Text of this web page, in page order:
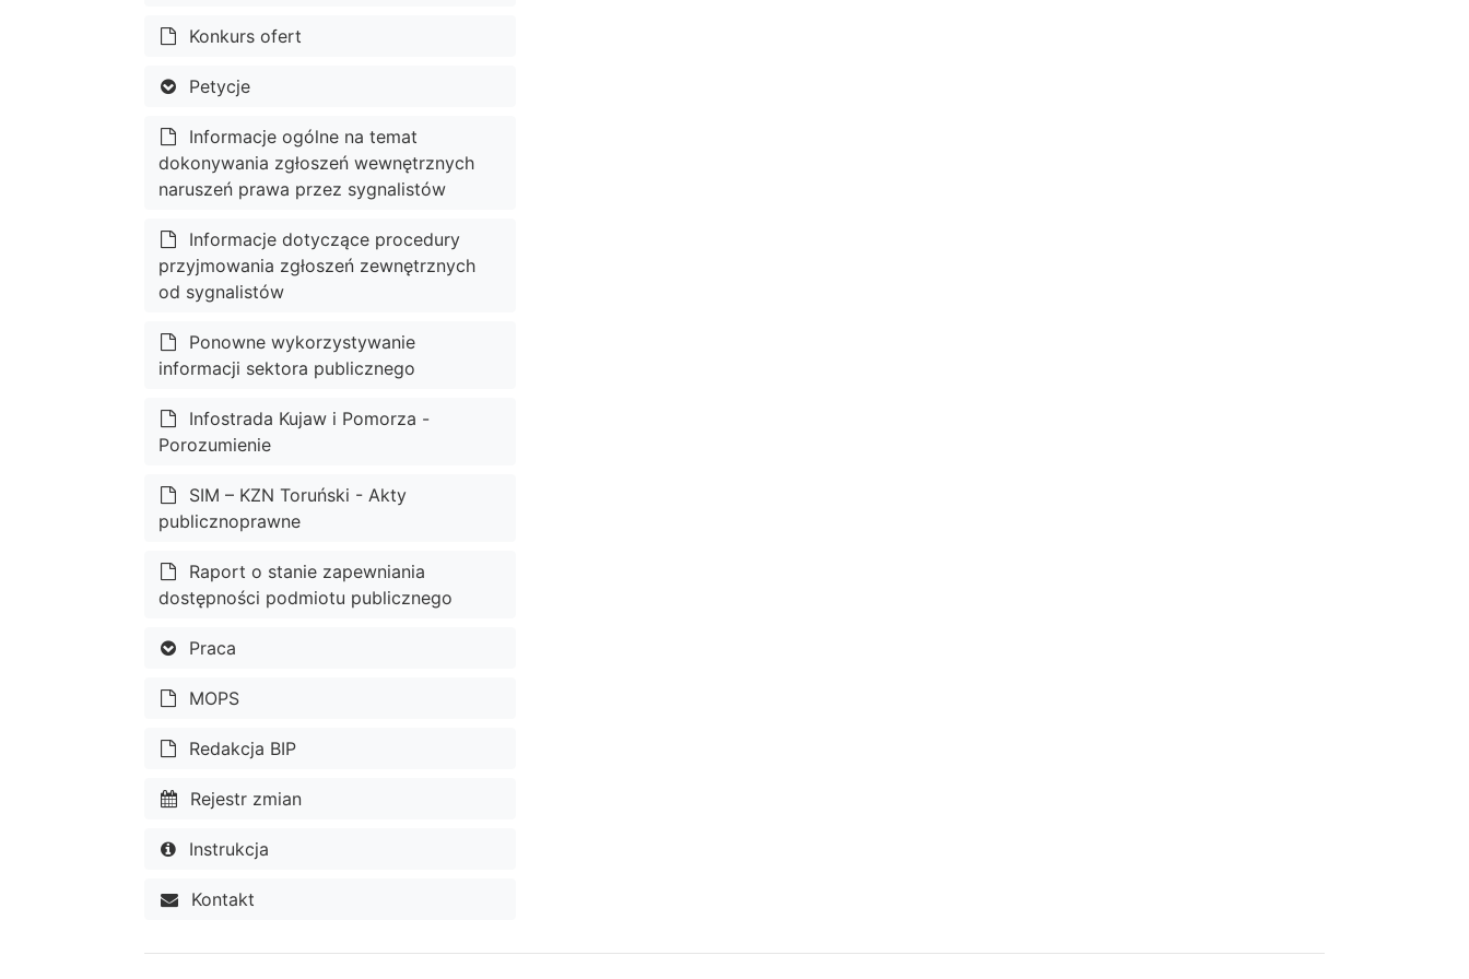
Konkurs ofert
Petycje
Informacje ogólne na temat
dokonywania zgłoszeń wewnętrznych
naruszeń prawa przez sygnalistów
Informacje dotyczące procedury
przyjmowania zgłoszeń zewnętrznych
od sygnalistów
Ponowne wykorzystywanie
informacji sektora publicznego
Infostrada Kujaw i Pomorza -
Porozumienie
SIM – KZN Toruński - Akty
publicznoprawne
Raport o stanie zapewniania
dostępności podmiotu publicznego
Praca
MOPS
Redakcja BIP
Rejestr zmian
Instrukcja
Kontakt